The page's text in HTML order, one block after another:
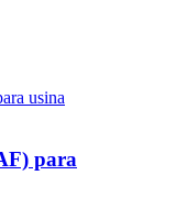
para